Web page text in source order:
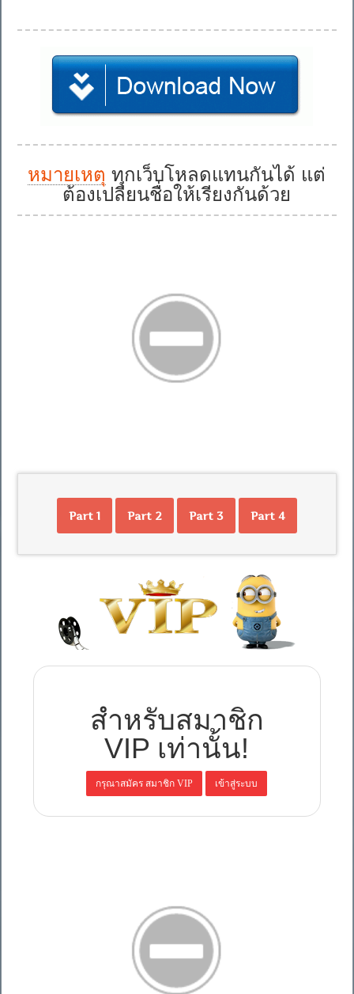
หมายเหตุ ทุกเว็บโหลดแทนกันได้ แต่
ต้องเปลี่ยนชื่อให้เรียงกันด้วย
Part 1 Part 2 Part 3 Part 4
สำหรับสมาชิก
VIP เท่านั้น!